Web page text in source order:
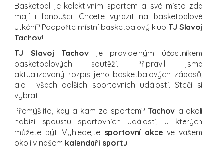
Basketbal je kolektivním sportem a své místo zde
mají i fanoušci. Chcete vyrazit na basketbalové
utkání? Podpořte místní basketbalový klub TJ Slavoj
Tachov!
TJ Slavoj Tachov je pravidelným účastníkem
basketbalových soutěží. Připravili jsme
aktualizovaný rozpis jeho basketbalových zápasů,
ale i všech dalších sportovních událostí. Stačí si
vybrat.
Přemýšlíte, kdy a kam za sportem? Tachov a okolí
nabízí spoustu sportovních událostí, u kterých
můžete být. Vyhledejte sportovní akce ve vašem
okolí v našem kalendáři sportu.